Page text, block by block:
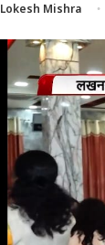
Lokesh Mishra